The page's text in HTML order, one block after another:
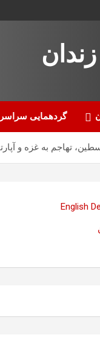
گردهمایی
و آپارتاید اسرائیل ـ ۵‏نگاهی تطبیقی به نظام
English